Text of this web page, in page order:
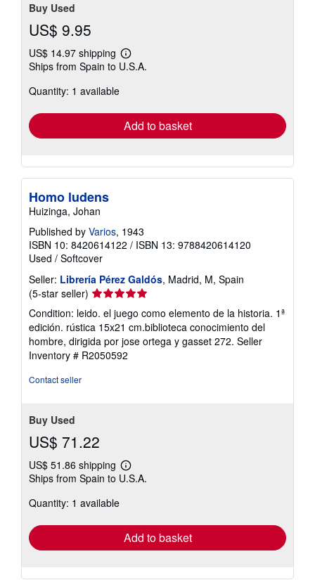
Buy Used
US$ 9.95
US$ 14.97 shipping
Learn
more
Ships from Spain to U.S.A.
Quantity: 1 available
Add to basket
Homo ludens
Huizinga, Johan
Published by Varios, 1943
ISBN 10: 8420614122 / ISBN 13: 9788420614120
Used / Softcover
Seller: Librería Pérez Galdós, Madrid, M, Spain
(5-star seller) Seller
rating
5
out
of
5
Condition: leido. el juego como elemento de la historia. 1ª
edición. rústica 15x21 cm.biblioteca conocimiento del
hombre, dirigida por jose ortega y gasset 272. Seller
Inventory # R2050592
Contact seller
Buy Used
US$ 71.22
US$ 51.86 shipping
Learn
more
Ships from Spain to U.S.A.
Quantity: 1 available
Add to basket